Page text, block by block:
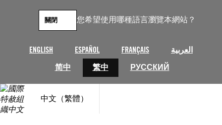
您希望使用哪種語言瀏覽本網站？
ENGLISH ESPAÑOL FRANÇAIS
العربية
简中
繁中 РУССКИЙ
關閉
中文（繁體）